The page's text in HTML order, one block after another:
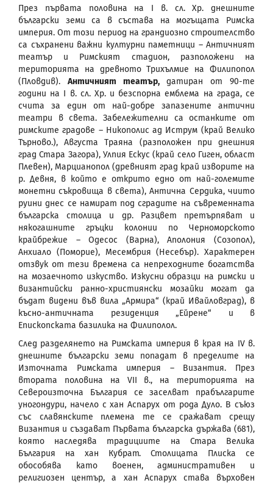
През първата половина на I в. сл. Хр. днешните
български земи са в състава на могъщата Римска
империя. От този период на грандиозно строителство
са съхранени важни културни паметници – Античният
театър и Римският стадион, разположени на
територията на древното Трихълмиe на Филипопол
(Пловдив). Античният театър,датиран от 90-те
години на I в. сл. Хр. и безспорна емблема на града, се
счита за един от най-добре запазените антични
театри в света. Забележителни са останките от
римските градове – Никополис ад Иструм (край Велико
Търново.), Августа Траяна (разположен при днешния
град Стара Загора), Улпия Ескус (край село Гиген, област
Плевен), Марцианопол (древният град край изворите на
р. Девня, в който е открито едно от най-големите
монетни съкровища в света), Антична Сердика, чиито
руини днес се намират под сградите на съвременната
българска столица и др. Разцвет претърпяват и
някогашните гръцки колонии по Черноморското
крайбрежие – Одесос (Варна), Аполония (Созопол),
Анхиало (Поморие), Месембрия (Несебър). Характерен
отзвук от тези времена са непреходните богатства
на мозаечното изкуство. Изкусни образци на римски и
византийски ранно-християнски мозайки могат да
бъдат видени във вила „Армира“ (край Ивайловград), в
късно-античната резиденция „Ейрене“ и в
Епископската базилика на Филиполол.
След разделянето на Римската империя в края на IV в.
днешните български земи попадат в пределите на
Източната Римската империя – Византия. През
втората половина на VII в., на територията на
Североизточна България се заселват прабългарите
уногондури, начело с хан Аспарух от рода Дуло. В съюз
със славянските племена те се сражават срещу
Византия и създават Първата българска държава (681),
която наследява традициите на Стара Велика
България на хан Кубрат. Столицата Плиска се
обособява като военен, административен и
религиозен център, а хан Аспарух става върховен